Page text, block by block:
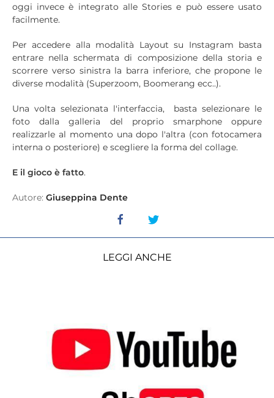
oggi invece è integrato alle Stories e può essere usato
facilmente.
Per accedere alla modalità Layout su Instagram basta
entrare nella schermata di composizione della storia e
scorrere verso sinistra la barra inferiore, che propone le
diverse modalità (Superzoom, Boomerang ecc..).
Una volta selezionata l'interfaccia, basta selezionare le
foto dalla galleria del proprio smarphone oppure
realizzarle al momento una dopo l'altra (con fotocamera
interna o posteriore) e scegliere la forma del collage.
E il gioco è fatto.
Autore: Giuseppina Dente
LEGGI ANCHE